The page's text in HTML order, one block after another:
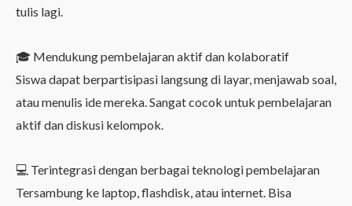
tulis lagi.
🎓 Mendukung pembelajaran aktif dan kolaboratif
Siswa dapat berpartisipasi langsung di layar, menjawab soal,
atau menulis ide mereka. Sangat cocok untuk pembelajaran
aktif dan diskusi kelompok.
💻 Terintegrasi dengan berbagai teknologi pembelajaran
Tersambung ke laptop, flashdisk, atau internet. Bisa